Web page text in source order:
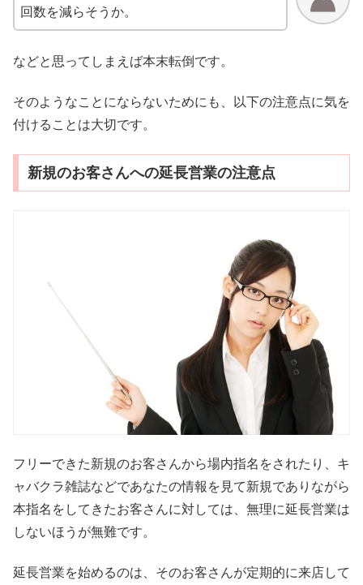
回数を減らそうか。
などと思ってしまえば本末転倒です。
そのようなことにならないためにも、以下の注意点に気を
付けることは大切です。
新規のお客さんへの延長営業の注意点
フリーできた新規のお客さんから場内指名をされたり、キ
ャバクラ雑誌などであなたの情報を見て新規でありながら
本指名をしてきたお客さんに対しては、無理に延長営業は
しないほうが無難です。
延長営業を始めるのは、そのお客さんが定期的に来店して